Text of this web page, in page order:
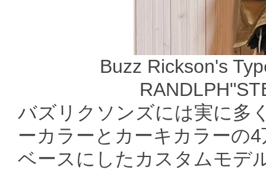
Buzz Rickson's
バズリクソンズには実に多
ーカラーとカーキカラーの
ベースにしたカスタムモデ